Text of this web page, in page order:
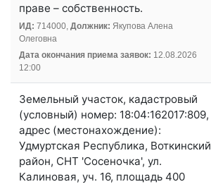
праве – собственность.
ИД: 714000, Должник: Якупова Алена
Олеговна
Дата окончания приема заявок: 12.08.2026
12:00
Земельный участок, кадастровый
(условный) номер: 18:04:162017:809,
адрес (местонахождение):
Удмуртская Республика, Воткинский
район, СНТ 'Сосеночка', ул.
Калиновая, уч. 16, площадь 400